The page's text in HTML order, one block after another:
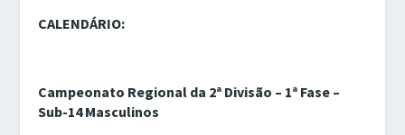
CALENDÁRIO:
Campeonato Regional da 2ª Divisão – 1ª Fase –
Sub-14 Masculinos